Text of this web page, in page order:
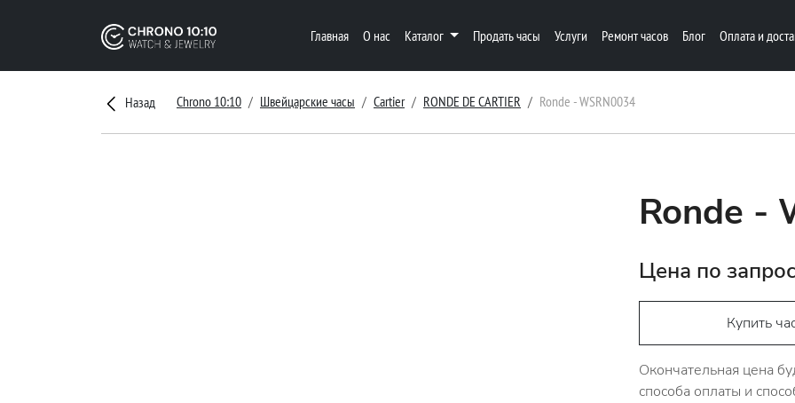
Главная О нас Каталог Продать часы Услуги Ремонт часов Блог Оплата и
Назад Chrono 10:10 Швейцарские часы Cartier RONDE DE CARTIER Ronde - WSRN0034
Ronde -
Цена по
Купить
Окончательная цена
способа оплаты и